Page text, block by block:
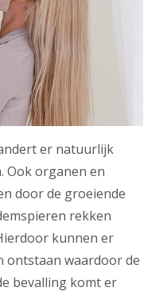
er natuurlijk
Ook organen en
door de groeiende
rekken
kunnen er
ontstaan waardoor de
bevalling komt er